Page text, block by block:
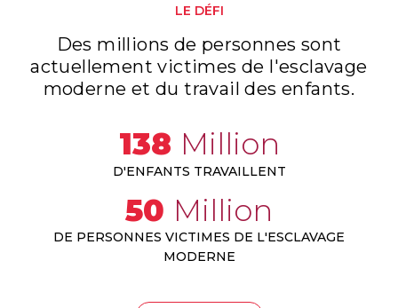
LE DÉFI
Des millions de personnes sont
actuellement victimes de l'esclavage
moderne et du travail des enfants.
138 Million
D'ENFANTS TRAVAILLENT
50 Million
DE PERSONNES VICTIMES DE L'ESCLAVAGE
MODERNE